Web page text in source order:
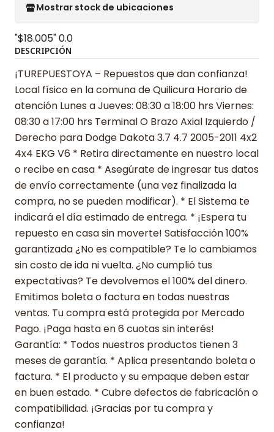
Mostrar stock de ubicaciones
"$18.005"0.0
DESCRIPCIÓN
¡TUREPUESTOYA – Repuestos que dan confianza!
Local físico en la comuna de Quilicura Horario de
atención Lunes a Jueves: 08:30 a 18:00 hrs Viernes:
08:30 a 17:00 hrs Terminal O Brazo Axial Izquierdo /
Derecho para Dodge Dakota 3.7 4.7 2005-2011 4x2
4x4 EKG V6 * Retira directamente en nuestro local
o recibe en casa * Asegúrate de ingresar tus datos
de envío correctamente (una vez finalizada la
compra, no se pueden modificar). * El Sistema te
indicará el día estimado de entrega. * ¡Espera tu
repuesto en casa sin moverte! Satisfacción 100%
garantizada ¿No es compatible? Te lo cambiamos
sin costo de ida ni vuelta. ¿No cumplió tus
expectativas? Te devolvemos el 100% del dinero.
Emitimos boleta o factura en todas nuestras
ventas. Tu compra está protegida por Mercado
Pago. ¡Paga hasta en 6 cuotas sin interés!
Garantía: * Todos nuestros productos tienen 3
meses de garantía. * Aplica presentando boleta o
factura. * El producto y su empaque deben estar
en buen estado. * Cubre defectos de fabricación o
compatibilidad. ¡Gracias por tu compra y
confianza!